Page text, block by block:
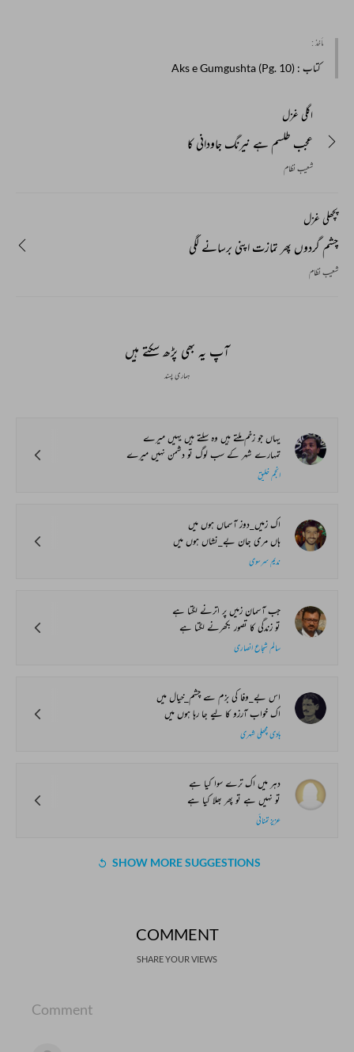
مأخذ :
کتاب : Aks e Gumgushta (Pg. 10)
اگلی غزل
عجب طلسم ہے نیرنگ جاودانی کا
شعیب نظام
پچھلی غزل
چشم گردوں پھر تمازت اپنی برسانے لگی
شعیب نظام
آپ یہ بھی پڑھ سکتے ہیں
ہماری پسند
یہاں جو زخم ملتے ہیں وہ سلتے ہیں یہیں میرے
تمہارے شہر کے سب لوگ تو دشمن نہیں میرے
انجم خلیق
اک زمیں_دوز آسماں ہوں میں
ہاں مری جان بے_نشاں ہوں میں
ندیم سرسوی
جب آسمان زمیں پر اترنے لگتا ہے
تو زندگی کا تصور بکھرنے لگتا ہے
سالم شجاع انصاری
اس بے_وفا کی بزم سے چشم_خیال میں
اک خواب آرزو کا لیے جا رہا ہوں میں
ہادی مچھلی شہری
دہر میں اک ترے سوا کیا ہے
تو نہیں ہے تو پھر بھلا کیا ہے
عزیز تمنائی
SHOW MORE SUGGESTIONS
COMMENT
SHARE YOUR VIEWS
Comment